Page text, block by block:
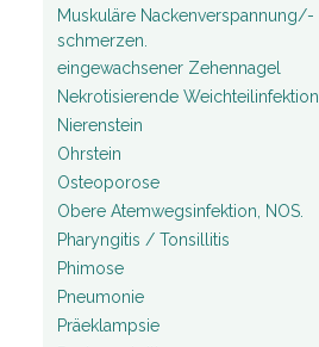
Muskuläre Nackenverspannung/-
schmerzen.
eingewachsener Zehennagel
Nekrotisierende Weichteilinfektion
Nierenstein
Ohrstein
Osteoporose
Obere Atemwegsinfektion, NOS.
Pharyngitis / Tonsillitis
Phimose
Pneumonie
Präeklampsie